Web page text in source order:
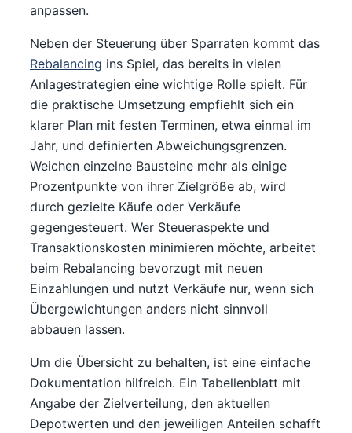
anpassen.
Neben der Steuerung über Sparraten kommt das
Rebalancing ins Spiel, das bereits in vielen
Anlagestrategien eine wichtige Rolle spielt. Für
die praktische Umsetzung empfiehlt sich ein
klarer Plan mit festen Terminen, etwa einmal im
Jahr, und definierten Abweichungsgrenzen.
Weichen einzelne Bausteine mehr als einige
Prozentpunkte von ihrer Zielgröße ab, wird
durch gezielte Käufe oder Verkäufe
gegengesteuert. Wer Steueraspekte und
Transaktionskosten minimieren möchte, arbeitet
beim Rebalancing bevorzugt mit neuen
Einzahlungen und nutzt Verkäufe nur, wenn sich
Übergewichtungen anders nicht sinnvoll
abbauen lassen.
Um die Übersicht zu behalten, ist eine einfache
Dokumentation hilfreich. Ein Tabellenblatt mit
Angabe der Zielverteilung, den aktuellen
Depotwerten und den jeweiligen Anteilen schafft